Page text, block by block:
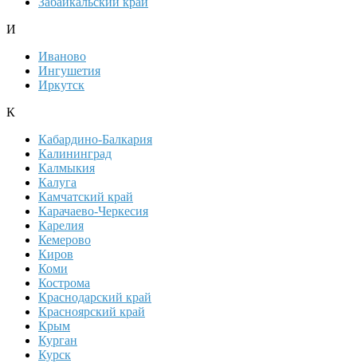
И
Иваново
Ингушетия
Иркутск
К
Кабардино-Балкария
Калининград
Калмыкия
Калуга
Камчатский край
Карачаево-Черкесия
Карелия
Кемерово
Киров
Коми
Кострома
Краснодарский край
Красноярский край
Крым
Курган
Курск